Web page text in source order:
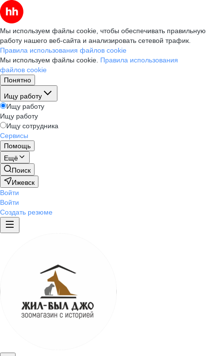
Мы используем файлы cookie, чтобы обеспечивать правильную
работу нашего веб-сайта и анализировать сетевой трафик.
Правила использования файлов cookie
Мы используем файлы cookie. Правила использования
файлов cookie
Понятно
Ищу работу
Ищу работу
Ищу работу
Ищу сотрудника
Сервисы
Помощь
Ещё
Поиск
Ижевск
Войти
Войти
Создать резюме